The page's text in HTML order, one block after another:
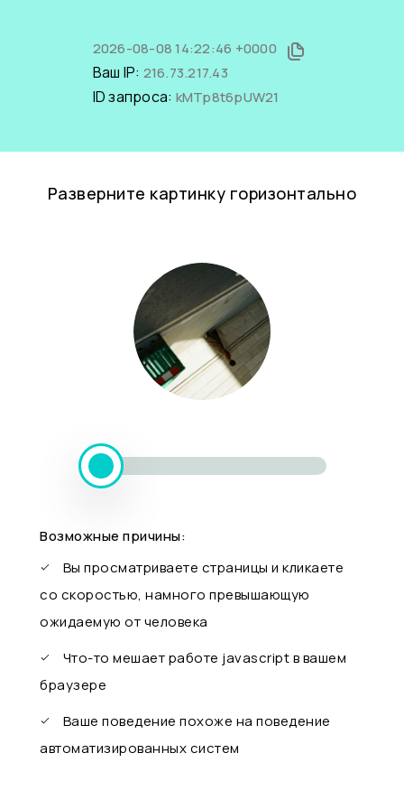
2026-08-08 14:22:46 +0000
Ваш IP: 216.73.217.43
ID запроса: kMTp8t6pUW21
Разверните картинку горизонтально
Возможные причины:
Вы просматриваете страницы и кликаете
со скоростью, намного превышающую
ожидаемую от человека
Что-то мешает работе javascript в вашем
браузере
Ваше поведение похоже на поведение
автоматизированных систем